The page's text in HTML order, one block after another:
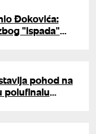
Đokovića:
"ispada"
pohod na
polufinalu